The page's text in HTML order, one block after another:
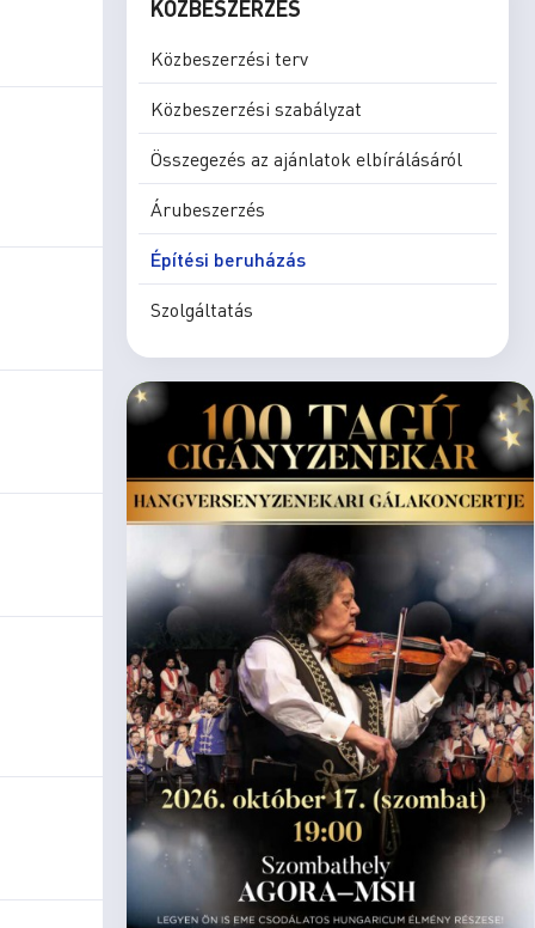
KÖZBESZERZÉS
Közbeszerzési terv
Közbeszerzési szabályzat
Összegezés az ajánlatok elbírálásáról
Árubeszerzés
Építési beruházás
Szolgáltatás